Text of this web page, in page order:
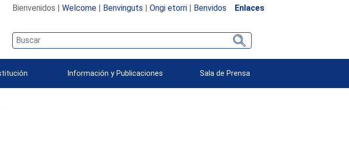
Bienvenidos | Welcome| Benvinguts | Ongi etorri| Benvidos Enlaces
Información y Publicaciones Sala de Prensa